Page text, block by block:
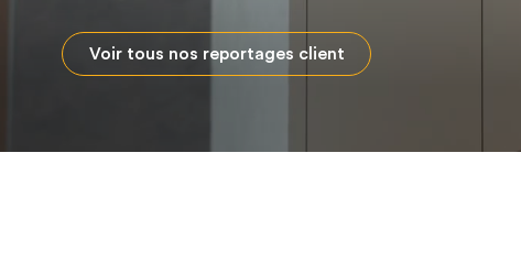
Voir tous nos reportages client